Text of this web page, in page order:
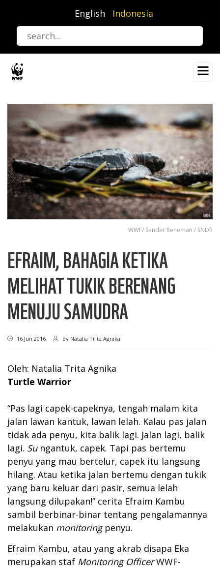
utama
English Indonesia
WWF/ Sander Reneman / SNDR
EFRAIM, BAHAGIA KETIKA
MELIHAT TUKIK BERENANG
MENUJU SAMUDRA
16 Jun 2016 by Natalia Trita Agnika
Oleh: Natalia Trita Agnika
Turtle Warrior
“Pas lagi capek-capeknya, tengah malam kita
jalan lawan kantuk, lawan lelah. Kalau pas jalan
tidak ada penyu, kita balik lagi. Jalan lagi, balik
lagi. Sungantuk, capek. Tapi pas bertemu
penyu yang mau bertelur, capek itu langsung
hilang. Atau ketika jalan bertemu dengan tukik
yang baru keluar dari pasir, semua lelah
langsung dilupakan!” cerita Efraim Kambu
sambil berbinar-binar tentang pengalamannya
melakukan monitoringpenyu.
Efraim Kambu, atau yang akrab disapa Eka
merupakan staf Monitoring OfficerWWF-